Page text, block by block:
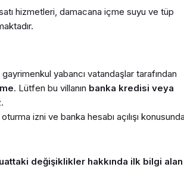
hizmetleri, damacana içme suyu ve tüp
yabancı vatandaşlar tarafından
. Lütfen bu villanın banka kredisi veya
oturma izni ve banka hesabı açılışı konusunda
değişiklikler hakkında ilk bilgi alan